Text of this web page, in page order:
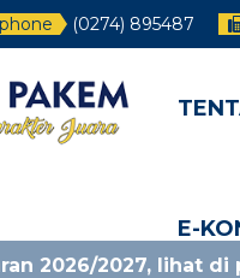
phone (0274) 895487
E-
lihat di pengumuman